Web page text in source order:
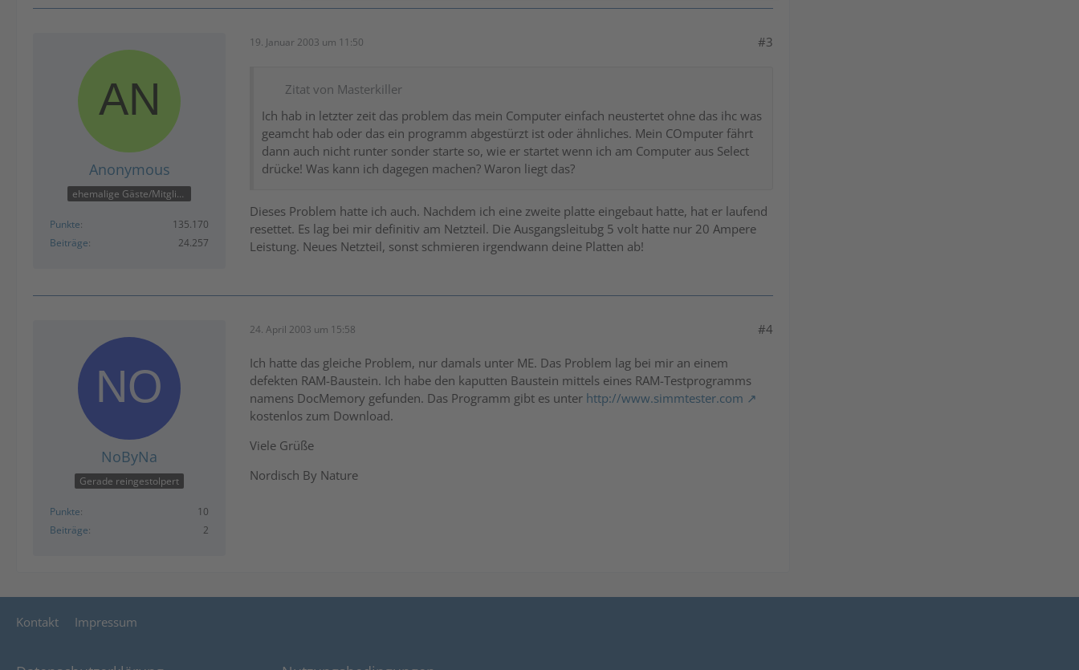
Anonymous
ehemalige Gäste/Mitglieder
Punkte
135.170
Beiträge
24.257
19. Januar 2003 um 11:50 #3
Zitat von Masterkiller
Ich hab in letzter zeit das problem das mein Computer einfach neustertet ohne das ihc was
geamcht hab oder das ein programm abgestürzt ist oder ähnliches. Mein COmputer fährt
dann auch nicht runter sonder starte so, wie er startet wenn ich am Computer aus Select
drücke! Was kann ich dagegen machen? Waron liegt das?
Dieses Problem hatte ich auch. Nachdem ich eine zweite platte eingebaut hatte, hat er laufend
resettet. Es lag bei mir definitiv am Netzteil. Die Ausgangsleitubg 5 volt hatte nur 20 Ampere
Leistung. Neues Netzteil, sonst schmieren irgendwann deine Platten ab!
NoByNa
Gerade reingestolpert
Punkte
10
Beiträge
2
24. April 2003 um 15:58 #4
Ich hatte das gleiche Problem, nur damals unter ME. Das Problem lag bei mir an einem
defekten RAM-Baustein. Ich habe den kaputten Baustein mittels eines RAM-Testprogramms
namens DocMemory gefunden. Das Programm gibt es unter http://www.simmtester.com
kostenlos zum Download.
Viele Grüße
Nordisch By Nature
Kontakt Impressum